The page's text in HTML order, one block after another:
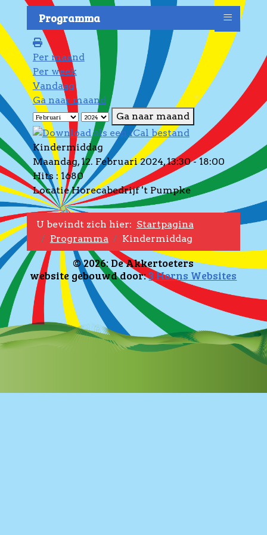
Programma ≡
Per maand
Per week
Vandaag
Ga naar maand
Ga naar maand
Kindermiddag
Maandag, 12. Februari 2024, 13:30 - 18:00
Hits : 1680
LocatieHorecabedrijf 't Pumpke
U bevindt zich hier: Startpagina
Programma
Kindermiddag
© 2026: De Akkertoeters
website gebouwd door:3 Horns Websites